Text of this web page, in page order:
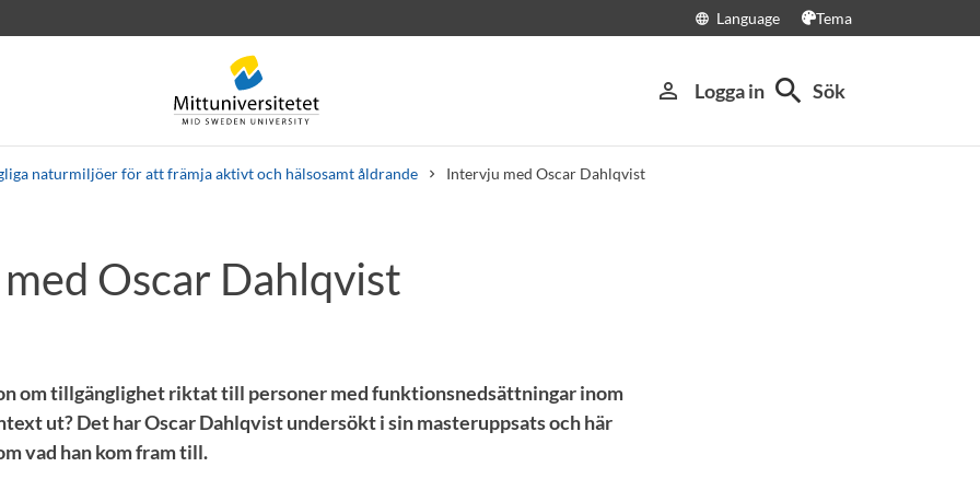
language Language Tema
person_outline Logga in search Sök
naturmiljöer för att främja aktivt och hälsosamt åldrande Intervju med Oscar Dahlqvist
PersonalLediga jobb
Oscar Dahlqvist
om tillgänglighet riktat till personer med funktionsnedsättningar inom
ut? Det har Oscar Dahlqvist undersökt i sin masteruppsats och här
vad han kom fram till.